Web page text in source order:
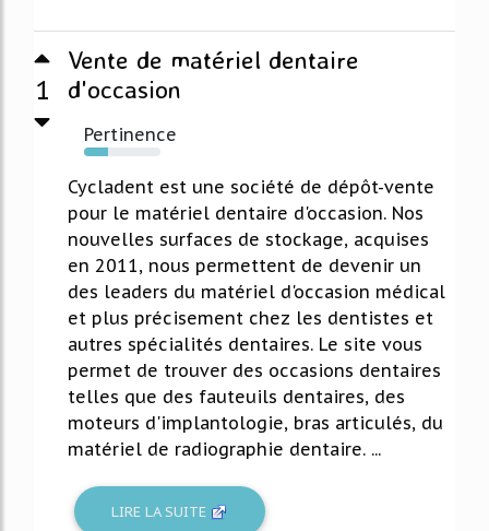
1
Vente de matériel dentaire
d'occasion
Pertinence
32%
Cycladent est une société de dépôt-vente
pour le matériel dentaire d'occasion. Nos
nouvelles surfaces de stockage, acquises
en 2011, nous permettent de devenir un
des leaders du matériel d'occasion médical
et plus précisement chez les dentistes et
autres spécialités dentaires. Le site vous
permet de trouver des occasions dentaires
telles que des fauteuils dentaires, des
moteurs d'implantologie, bras articulés, du
matériel de radiographie dentaire. ...
LIRE LA SUITE